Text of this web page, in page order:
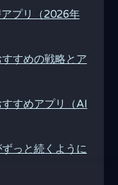
プリ（2026年
すめの戦略とア
すめアプリ（AI
っと続くように